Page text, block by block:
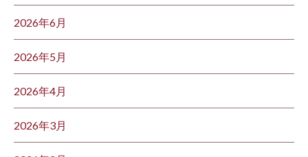
2026年6月
2026年5月
2026年4月
2026年3月